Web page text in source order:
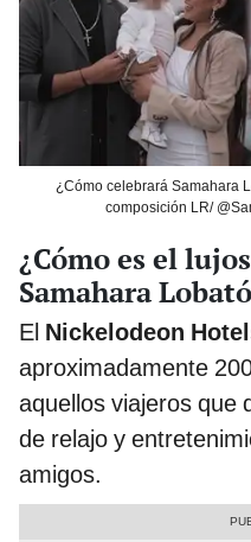
¿Cómo celebrará Samahara
composición LR/
¿Cómo es el
Samahara
El Nickelodeon
aproximadamente
aquellos viajeros que
de relajo y
amigos.